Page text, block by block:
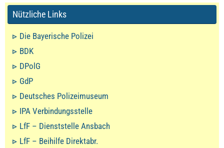
Nützliche Links
Die Bayerische Polizei
BDK
DPolG
GdP
Deutsches Polizeimuseum
IPA Verbindungsstelle
LfF – Dienststelle Ansbach
LfF – Beihilfe Direktabr.